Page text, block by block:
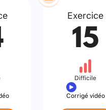
Exercice
15
Difficile
Corrigé vidéo